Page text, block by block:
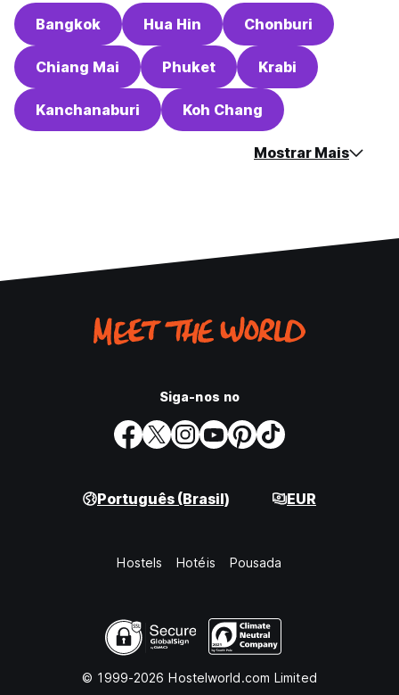
Bangkok Hua Hin Chonburi
Chiang Mai Phuket Krabi
Kanchanaburi Koh Chang
Mostrar Mais
Siga-nos no
Português (Brasil) EUR
Hostels Hotéis Pousada
© 1999-2026 Hostelworld.com Limited